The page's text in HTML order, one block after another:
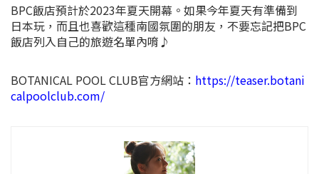
BPC飯店預計於2023年夏天開幕。如果今年夏天有準備到
日本玩，而且也喜歡這種南國氛圍的朋友，不要忘記把BPC
飯店列入自己的旅遊名單內唷♪
BOTANICAL POOL CLUB官方網站： https://teaser.botani
calpoolclub.com/